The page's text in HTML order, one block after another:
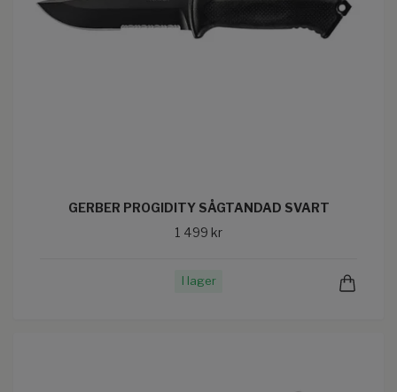
GERBER PROGIDITY SÅGTANDAD SVART
1 499 kr
I lager